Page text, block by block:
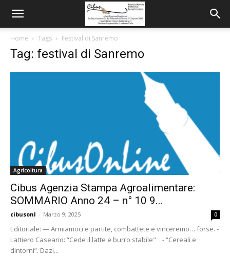
Home Tags Festival di Sanremo
Tag: festival di Sanremo
Agricoltura
Cibus Agenzia Stampa Agroalimentare:
SOMMARIO Anno 24 – n° 10 9...
cibusonl - Marzo 9, 2025 0
Editoriale: — Armiamoci e partite, combattete e vinceremo… forse. -
Lattiero Caseario: “Cede il latte e burro stabile" - “Cereali e
dintorni”. Dazi...